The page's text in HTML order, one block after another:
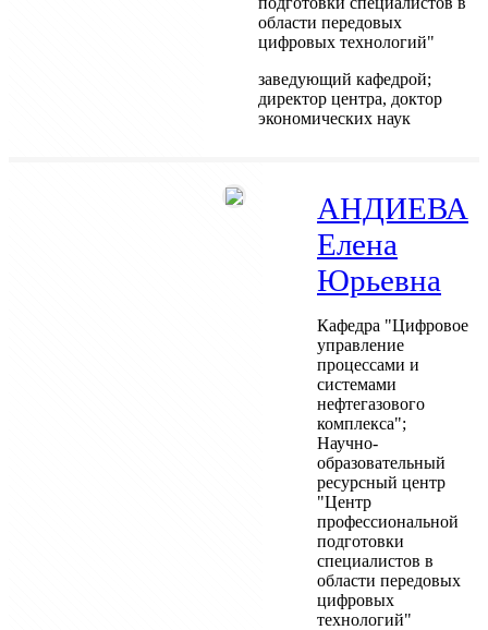
области передовых
цифровых технологий"
заведующий кафедрой;
директор центра, доктор
экономических наук
АНДИЕВА
Елена
Юрьевна
Кафедра "Цифровое
управление
процессами и
системами
нефтегазового
комплекса";
Научно-
образовательный
ресурсный центр
"Центр
профессиональной
подготовки
специалистов в
области передовых
цифровых
технологий"